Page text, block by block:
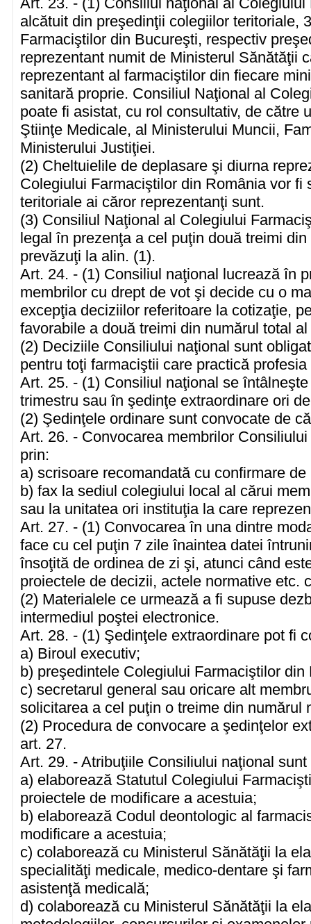
alcătuit din preşedinţii colegiilor teritoriale,
Farmaciştilor din Bucureşti, respectiv
reprezentant numit de Ministerul Sănătăţii
reprezentant al farmaciştilor din fiecare
sanitară proprie. Consiliul Naţional al
poate fi asistat, cu rol consultativ, de către
Ştiinţe Medicale, al Ministerului Muncii,
Ministerului Justiţiei.
(2) Cheltuielile de deplasare şi diurna
Colegiului Farmaciştilor din România vor fi
teritoriale ai căror reprezentanţi sunt.
(3) Consiliul Naţional al Colegiului
legal în prezenţa a cel puţin două treimi
prevăzuţi la alin. (1).
Art. 24. - (1) Consiliul naţional lucrează în
membrilor cu drept de vot şi decide cu o
excepţia deciziilor referitoare la cotizaţie,
favorabile a două treimi din numărul total
(2) Deciziile Consiliului naţional sunt
pentru toţi farmaciştii care practică
Art. 25. - (1) Consiliul naţional se
trimestru sau în şedinţe extraordinare ori
(2) Şedinţele ordinare sunt convocate de
Art. 26. - Convocarea membrilor
prin:
a) scrisoare recomandată cu confirmare de
b) fax la sediul colegiului local al cărui
sau la unitatea ori instituţia la care
Art. 27. - (1) Convocarea în una dintre
face cu cel puţin 7 zile înaintea datei
însoţită de ordinea de zi şi, atunci când
proiectele de decizii, actele normative etc.
(2) Materialele ce urmează a fi supuse
intermediul poştei electronice.
Art. 28. - (1) Şedinţele extraordinare pot fi
a) Biroul executiv;
b) preşedintele Colegiului Farmaciştilor din
c) secretarul general sau oricare alt
solicitarea a cel puţin o treime din numărul
(2) Procedura de convocare a şedinţelor
art. 27.
Art. 29. - Atribuţiile Consiliului naţional
a) elaborează Statutul Colegiului
proiectele de modificare a acestuia;
b) elaborează Codul deontologic al
modificare a acestuia;
c) colaborează cu Ministerul Sănătăţii la
specialităţi medicale, medico-dentare şi
asistenţă medicală;
d) colaborează cu Ministerul Sănătăţii la